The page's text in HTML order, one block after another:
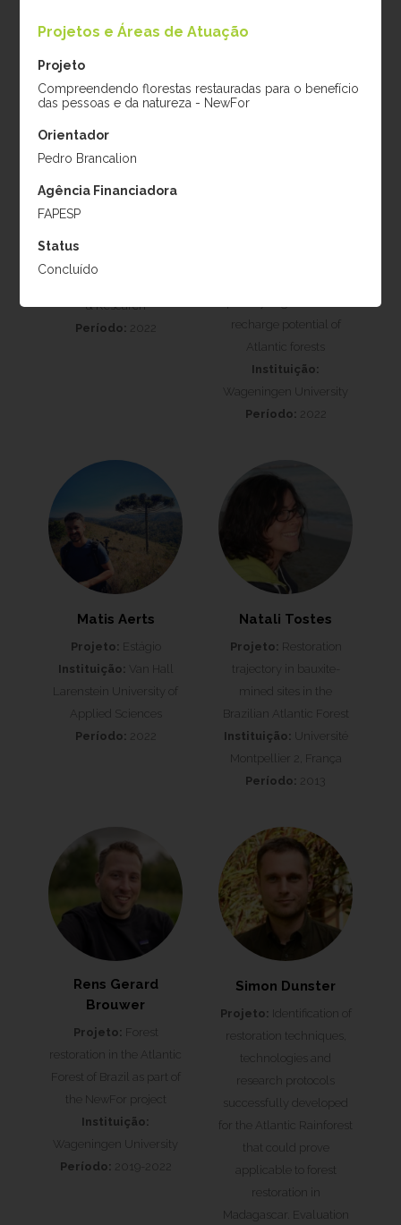
Projetos e Áreas de Atuação
Projeto
Compreendendo florestas restauradas para o benefício
das pessoas e da natureza - NewFor
Orientador
Pedro Brancalion
Agência Financiadora
FAPESP
Status
Concluído
Johan de Jong
Projeto:
Instituição:
& Research
Período:
recharge potential of
Atlantic forests
Instituição:
Wageningen University
Período:
Matis Aerts
Projeto: Estágio
Instituição: Van Hall
Larenstein University of
Applied Sciences
Período:
Natali Tostes
Projeto: Restoration
trajectory in bauxite-
mined sites in the
Brazilian Atlantic Forest
Instituição: Université
Montpellier 2, França
Período: 2013
Rens Gerard
Brouwer
Projeto: Forest
restoration in the Atlantic
Forest of Brazil as part of
the NewFor project
Instituição:
Wageningen University
Período: 2019-2022
Simon Dunster
Projeto: Identification of
restoration techniques,
technologies and
research protocols
successfully developed
for the Atlantic Rainforest
that could prove
applicable to forest
restoration in
Madagascar. Evaluation